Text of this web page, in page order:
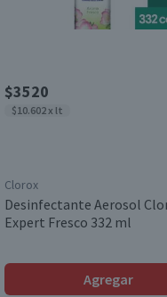
$3520
$10.602 x lt
Clorox
Desinfectante Aerosol
Expert Fresco 332 ml
Agregar